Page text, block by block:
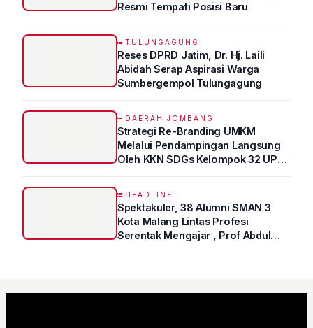
Resmi Tempati Posisi Baru
TULUNGAGUNG
Reses DPRD Jatim, Dr. Hj. Laili
Abidah Serap Aspirasi Warga
Sumbergempol Tulungagung
DAERAH JOMBANG
Strategi Re-Branding UMKM
Melalui Pendampingan Langsung
Oleh KKN SDGs Kelompok 32 UPN
HEADLINE
Spektakuler, 38 Alumni SMAN 3
Kota Malang Lintas Profesi
Serentak Mengajar , Prof Abdul